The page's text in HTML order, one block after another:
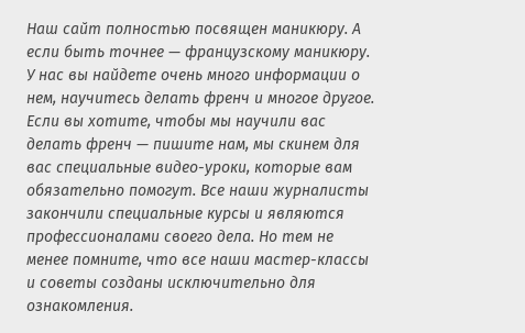
Наш сайт полностью посвящен маникюру. А
если быть точнее — французскому маникюру.
У нас вы найдете очень много информации о
нем, научитесь делать френч и многое другое.
Если вы хотите, чтобы мы научили вас
делать френч — пишите нам, мы скинем для
вас специальные видео-уроки, которые вам
обязательно помогут. Все наши журналисты
закончили специальные курсы и являются
профессионалами своего дела. Но тем не
менее помните, что все наши мастер-классы
и советы созданы исключительно для
ознакомления.